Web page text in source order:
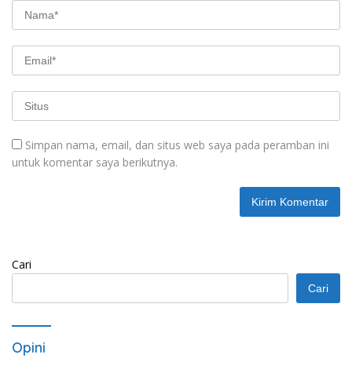
Simpan nama, email, dan situs web saya pada peramban ini
untuk komentar saya berikutnya.
Cari
Cari
Opini